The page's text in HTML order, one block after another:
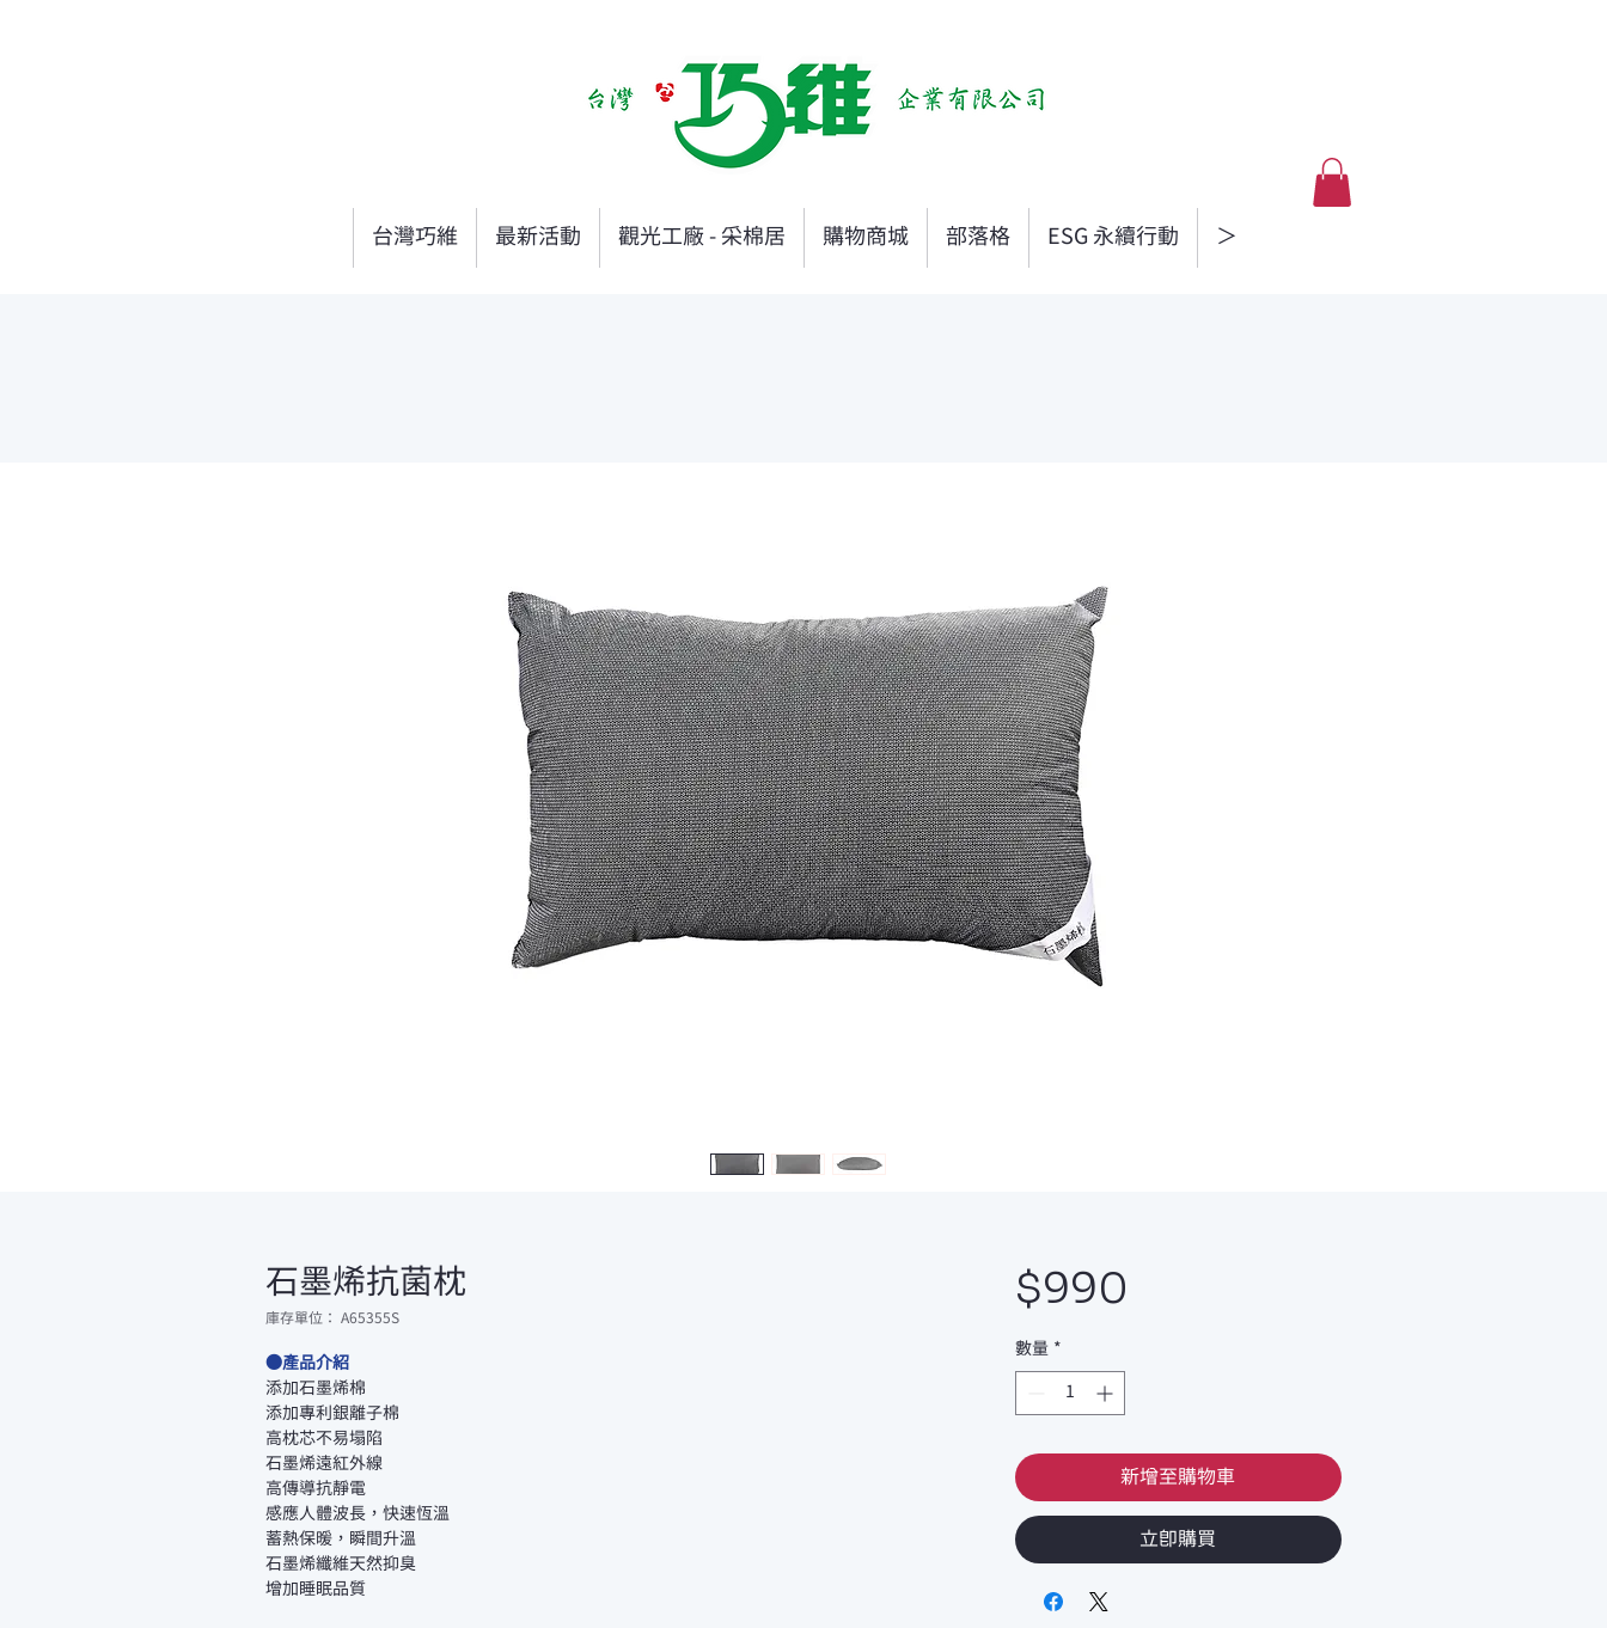
台灣巧維 最新活動 觀光工廠 - 采棉居 購物商城 部落格 ESG 永續行動 ＞
石墨烯抗菌枕
庫存單位： A65355S
●產品介紹
添加石墨烯棉
添加專利銀離子棉
高枕芯不易塌陷
石墨烯遠紅外線
高傳導抗靜電
感應人體波長，快速恆溫
蓄熱保暖，瞬間升溫
石墨烯纖維天然抑臭
增加睡眠品質
$990
數量 *
新增至購物車
立即購買